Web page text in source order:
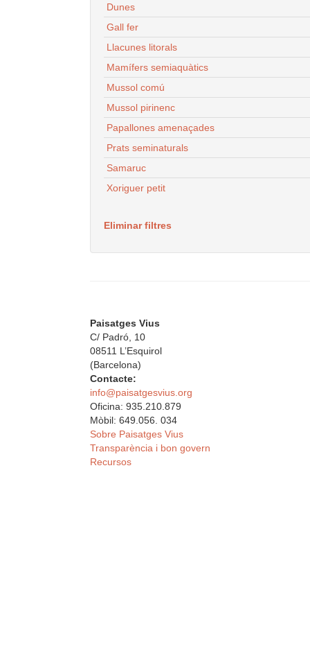
Dunes
Gall fer
Llacunes litorals
Mamífers semiaquàtics
Mussol comú
Mussol pirinenc
Papallones amenaçades
Prats seminaturals
Samaruc
Xoriguer petit
Eliminar filtres
Paisatges Vius
C/ Padró, 10
08511 L’Esquirol
(Barcelona)
Contacte:
info@paisatgesvius.org
Oficina: 935.210.879
Mòbil: 649.056. 034
Sobre Paisatges Vius
Transparència i bon govern
Recursos